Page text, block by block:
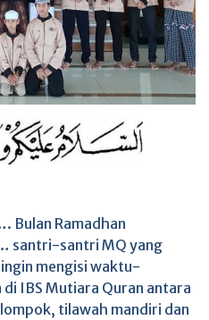
Bulan Ramadhan
santri-santri MQ yang
mengisi waktu-
IBS Mutiara Quran antara
tilawah mandiri dan